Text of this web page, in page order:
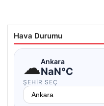
Hava Durumu
☁Ankara
NaN°C
ŞEHIR SEÇ